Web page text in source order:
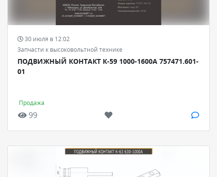
30 июля в 12:02
Запчасти к высоковольтной технике
ПОДВИЖНЫЙ КОНТАКТ К-59 1000-1600А 757471.601-
01
Продажа
99